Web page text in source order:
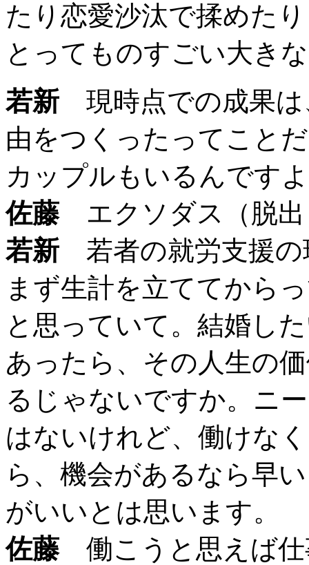
たり恋愛沙汰で揉めた
とってものすごい大き
若新 現時点での成果は
由をつくったってこと
カップルもいるんです
佐藤エクソダス（脱出
若新 若者の就労支援の
まず生計を立ててから
と思っていて。結婚し
あったら、その人生の
るじゃないですか。ニ
はないけれど、働けな
ら、機会があるなら早
がいいとは思います。
佐藤働こうと思えば仕